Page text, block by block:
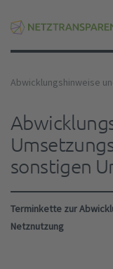
sonstigen
Terminkette zur
Netznutzung